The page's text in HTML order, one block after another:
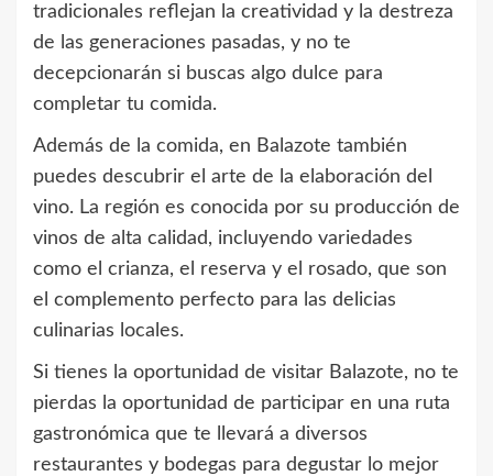
tradicionales reflejan la creatividad y la destreza
de las generaciones pasadas, y no te
decepcionarán si buscas algo dulce para
completar tu comida.
Además de la comida, en Balazote también
puedes descubrir el arte de la elaboración del
vino. La región es conocida por su producción de
vinos de alta calidad, incluyendo variedades
como el crianza, el reserva y el rosado, que son
el complemento perfecto para las delicias
culinarias locales.
Si tienes la oportunidad de visitar Balazote, no te
pierdas la oportunidad de participar en una ruta
gastronómica que te llevará a diversos
restaurantes y bodegas para degustar lo mejor